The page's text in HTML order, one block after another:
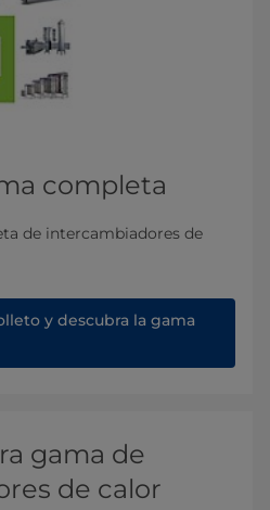
completa
de intercambiadores de
y descubra la gama
gama de
de calor